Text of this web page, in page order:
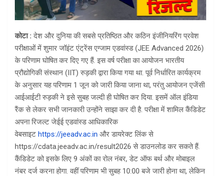
कोटा :देश और दुनिया की सबसे प्रतिष्ठित और कठिन इंजीनियरिंग प्रवेश
परीक्षाओं में शुमार जॉइंट एंट्रेंस एग्जाम एडवांस्ड (JEE Advanced 2026)
के परिणाम घोषित कर दिए गए हैं. इस वर्ष परीक्षा का आयोजन भारतीय
प्रौद्योगिकी संस्थान (IIT) रुड़की द्वारा किया गया था. पूर्व निर्धारित कार्यक्रम
के अनुसार यह परिणाम 1 जून को जारी किया जाना था, परंतु आयोजन एजेंसी
आईआईटी रुड़की ने इसे सुबह जल्दी ही घोषित कर दिया. इसमें ऑल इंडिया
रैंक से लेकर सभी जानकारी उन्होंने साझा कर दी है. परीक्षा में शामिल कैंडिडेट
अपना रिजल्ट जेईई एडवांस्ड आधिकारिक
वेबसाइट https://jeeadv.ac.in और डायरेक्ट लिंक से
https://cdata.jeeadv.ac.in/result2026 से डाउनलोड कर सकते हैं.
कैंडिडेट को इसके लिए 9 अंकों का रोल नंबर, डेट ऑफ बर्थ और मोबाइल
नंबर दर्ज करना होगा. वहीं परिणाम भी सुबह 10:00 बजे जारी होना था, लेकिन